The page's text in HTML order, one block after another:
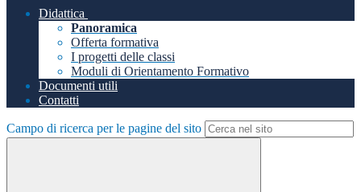
Didattica
Panoramica
Offerta formativa
I progetti delle classi
Moduli di Orientamento Formativo
Documenti utili
Contatti
Campo di ricerca per le pagine del sito